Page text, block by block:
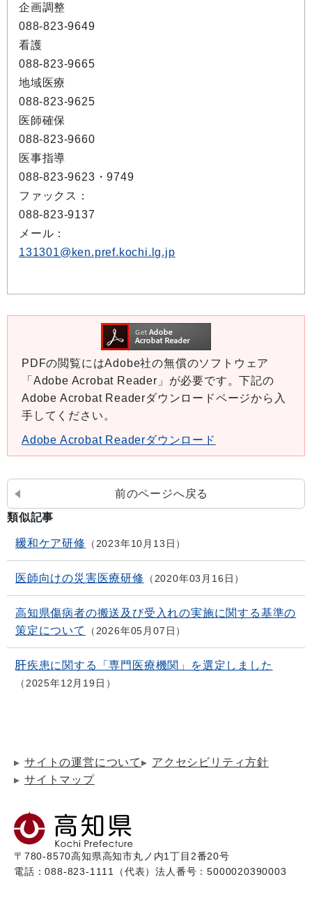
企画調整
088-823-9649
看護
088-823-9665
地域医療
088-823-9625
医師確保
088-823-9660
医事指導
088-823-9623・9749
ファックス：
088-823-9137
メール：
131301@ken.pref.kochi.lg.jp
PDFの閲覧にはAdobe社の無償のソフトウェア
「Adobe Acrobat Reader」が必要です。下記の
Adobe Acrobat Readerダウンロードページから入
手してください。
Adobe Acrobat Readerダウンロード
前のページへ戻る
類似記事
緩和ケア研修 2023年10月13日
医師向けの災害医療研修 2020年03月16日
高知県傷病者の搬送及び受入れの実施に関する基準の
策定について
2026年05月07日
肝疾患に関する「専門医療機関」を選定しました
2025年12月19日
サイトの運営について
アクセシビリティ方針
サイトマップ
〒780-8570高知県高知市丸ノ内1丁目2番20号
電話：088-823-1111（代表）法人番号：5000020390003